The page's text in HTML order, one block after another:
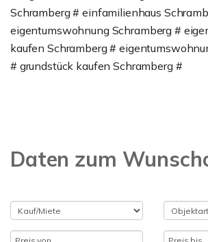
Schramberg # einfamilienhaus
eigentumswohnung Schramberg #
kaufen Schramberg #
# grundstück kaufen Schramberg #
Daten zum